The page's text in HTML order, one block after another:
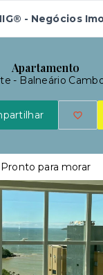
- Negócios
Apartamento
- Balneário
Pronto para morar